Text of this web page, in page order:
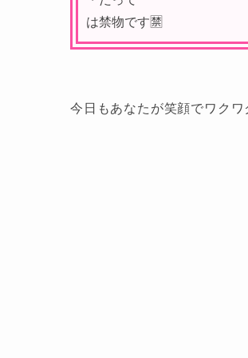
は禁物です🈲
今日もあなたが笑顔でワク